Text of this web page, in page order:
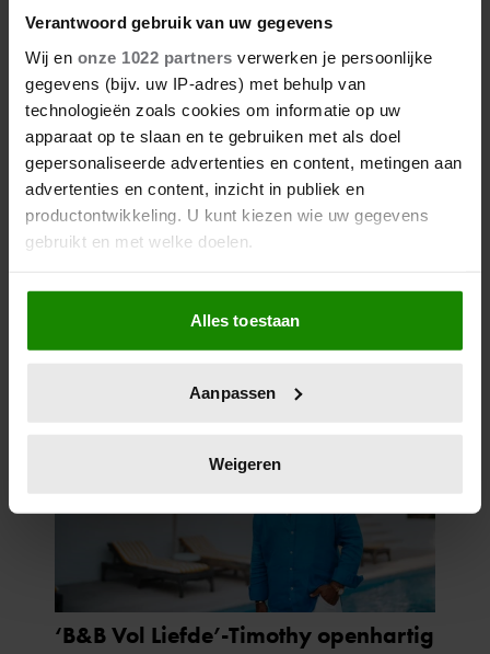
Verantwoord gebruik van uw gegevens
Wij en onze 1022 partners verwerken je persoonlijke
gegevens (bijv. uw IP-adres) met behulp van
technologieën zoals cookies om informatie op uw
apparaat op te slaan en te gebruiken met als doel
gepersonaliseerde advertenties en content, metingen aan
advertenties en content, inzicht in publiek en
productontwikkeling. U kunt kiezen wie uw gegevens
gebruikt en met welke doelen.
Als u het toestaat, willen we ook graag:
Informatie verzamelen over uw geografische
locatie, die tot een paar meter nauwkeurig kan zijn
scannen op specifieke eigenschappen (fingerprinting)
verwerkt en stel uw voorkeuren in het
intrekken in de Cookieverklaring.
We gebruiken cookies om content en advertenties te
personaliseren, om functies voor social media te bieden
en om ons websiteverkeer te analyseren. Ook delen we
informatie over uw gebruik van onze site met onze
Alles toestaan
Aanpassen
Weigeren